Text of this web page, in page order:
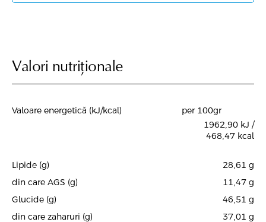
Valori nutriționale
Valoare energetică (kJ/kcal)
per 100gr
1962,90 kJ /
468,47 kcal
Lipide (g) 28,61 g
din care AGS (g)
11,47g
Glucide (g)
46,51 g
din care zaharuri (g)
37,01 g